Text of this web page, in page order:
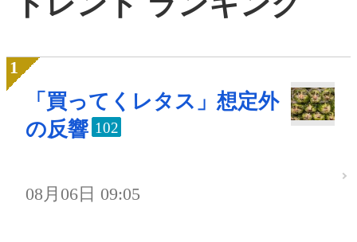
「買ってくレタス」想定外
の反響 102
08月06日 09:05